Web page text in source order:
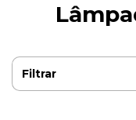
Filtrar